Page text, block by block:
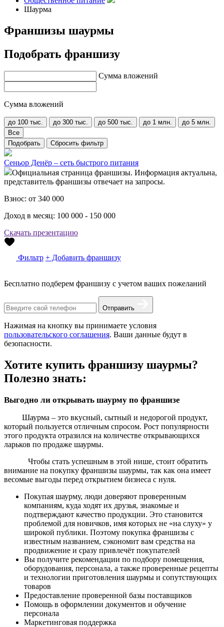
Шаурма
Франшизы шаурмы
Подобрать франшизу
Сумма вложений
Сумма вложений
до 100 тыс. до 300 тыс. до 500 тыс. до 1 млн.
до 5 млн.
Все
Подобрать
Сбросить фильтр
Сеньор Денёр – сеть быстрого питания
Официальная страница франшизы. Информация актуальна,
представитель франшизы отвечает на запросы.
Взнос: от 340 000
Доход в месяц: 100 000 - 150 000
Скачать презентацию
Фильтр + Добавить франшизу
Бесплатно подберем франшизу с учетом ваших пожеланий
Отправить
Нажимая на кнопку вы принимаете условия
пользовательского соглашения. Ваши данные будут в
безопасности.
Хотите купить франшизу шаурмы?
Полезно знать:
Выгодно ли открывать шаурму по франшизе
Шаурма – это вкусный, сытный и недорогой продукт,
который пользуется отличным спросом. Рост популярности
этого продукта отразился на количестве открывающихся
ларьков по продаже шаурмы.
Чтобы стать успешным в этой нише, стоит обратить
внимание на покупку франшизы шаурмы, так как она имеет
весомые выгоды перед открытием бизнеса с нуля.
Покупая шаурму, люди доверяют проверенным
компаниям, куда ходят их друзья, знакомые и
подтверждают качество продукции. Это становится
проблемой для новичков, имя которых не «на слуху» у
широкой публики. Поэтому покупка франшизы с
известным названием, сэкономит вам средства на
продвижение и сразу привлечёт покупателей
Вы получите рекомендации по подбору помещения,
оборудования, персонала, а также проверенные рецепты
и технологии приготовления шаурмы и сопутствующих
товаров
Предоставление проверенной базы поставщиков
Помощь в оформлении документов и обучение
персонала
Маркетинговая поддержка